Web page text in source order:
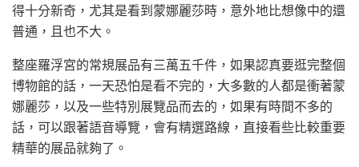
得十分新奇，尤其是看到蒙娜麗莎時，意外地比想像中的還
普通，且也不大。
整座羅浮宮的常規展品有三萬五千件，如果認真要逛完整個
博物館的話，一天恐怕是看不完的，大多數的人都是衝著蒙
娜麗莎，以及一些特別展覽品而去的，如果有時間不多的
話，可以跟著語音導覽，會有精選路線，直接看些比較重要
精華的展品就夠了。